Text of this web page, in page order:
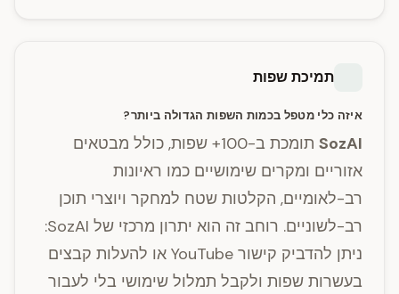
תמיכת שפות
איזה כלי מטפל בכמות השפות הגדולה ביותר?
SozAI
תומכת ב-100+ שפות, כולל מבטאים
אזוריים ומקרים שימושיים כמו ראיונות
רב-לאומיים, הקלטות שטח למחקר ויוצרי תוכן
רב-לשוניים. רוחב זה הוא יתרון מרכזי של SozAI:
ניתן להדביק קישור YouTube או להעלות קבצים
בעשרות שפות ולקבל תמלול שימושי בלי לעבור